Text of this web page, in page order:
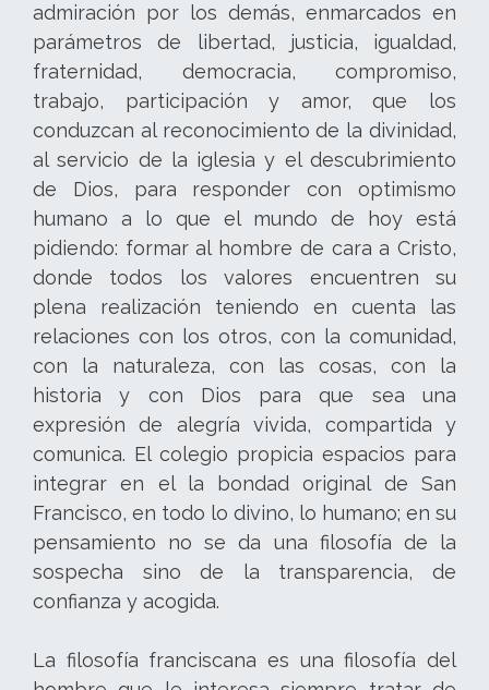
admiración por los demás, enmarcados en
parámetros de libertad, justicia, igualdad,
fraternidad, democracia, compromiso,
trabajo, participación y amor, que los
conduzcan al reconocimiento de la divinidad,
al servicio de la iglesia y el descubrimiento
de Dios, para responder con optimismo
humano a lo que el mundo de hoy está
pidiendo: formar al hombre de cara a Cristo,
donde todos los valores encuentren su
plena realización teniendo en cuenta las
relaciones con los otros, con la comunidad,
con la naturaleza, con las cosas, con la
historia y con Dios para que sea una
expresión de alegría vivida, compartida y
comunica. El colegio propicia espacios para
integrar en el la bondad original de San
Francisco, en todo lo divino, lo humano; en su
pensamiento no se da una filosofía de la
sospecha sino de la transparencia, de
confianza y acogida.
La filosofía franciscana es una filosofía del